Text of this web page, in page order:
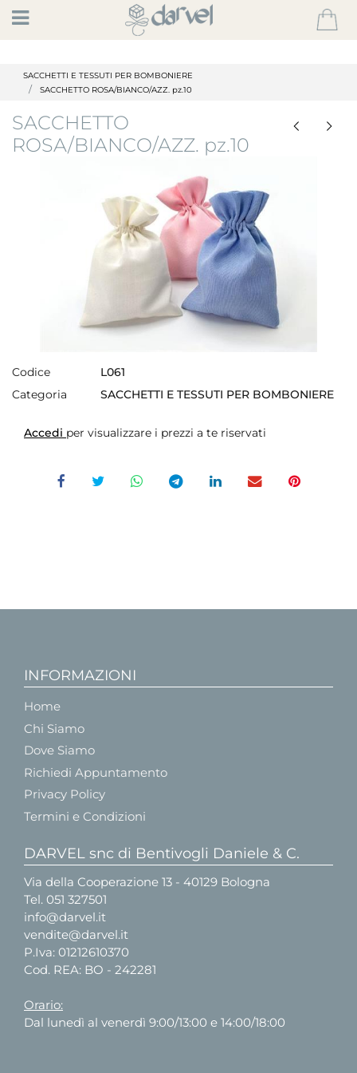
Open
SACCHETTI E TESSUTI PER BOMBONIERE
SACCHETTO ROSA/BIANCO/AZZ. pz.10
SACCHETTO
ROSA/BIANCO/AZZ. pz.10
Codice
L061
Categoria
SACCHETTI E TESSUTI PER BOMBONIERE
Accedi per visualizzare i prezzi a te riservati
INFORMAZIONI
Home
Chi Siamo
Dove Siamo
Richiedi Appuntamento
Privacy Policy
Termini e Condizioni
DARVEL snc di Bentivogli Daniele & C.
Via della Cooperazione 13 - 40129 Bologna
Tel. 051 327501
info@darvel.it
vendite@darvel.it
P.Iva: 01212610370
Cod. REA: BO - 242281
Orario:
Dal lunedì al venerdì 9:00/13:00 e 14:00/18:00